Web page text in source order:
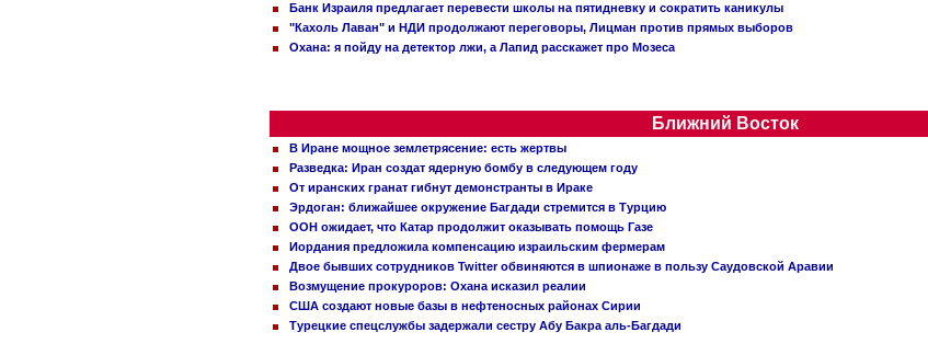
Банк Израиля предлагает перевести школы на пятидневку и сократить каникулы
"Кахоль Лаван" и НДИ продолжают переговоры, Лицман против прямых выборов
Охана: я пойду на детектор лжи, а Лапид расскажет про Мозеса
Ближний Восток
В Иране мощное землетрясение: есть жертвы
Разведка: Иран создат ядерную бомбу в следующем году
От иранских гранат гибнут демонстранты в Ираке
Эрдоган: ближайшее окружение Багдади стремится в Турцию
ООН ожидает, что Катар продолжит оказывать помощь Газе
Иордания предложила компенсацию израильским фермерам
Двое бывших сотрудников Twitter обвиняются в шпионаже в пользу Саудовской Аравии
Возмущение прокуроров: Охана исказил реалии
США создают новые базы в нефтеносных районах Сирии
Турецкие спецслужбы задержали сестру Абу Бакра аль-Багдади